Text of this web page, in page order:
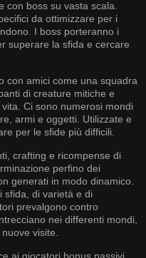
con boss su vasta scala.
da ottimizzare per i
I boss porteranno i
superare la sfida e cercare
con amici come una squadra
di creature mitiche e
Ci sono numerosi mondi
armi e oggetti. Utilizzate e
per le sfide più difficili.
crafting e ricompense di
perfino dei
generati in modo dinamico.
sfida, di varietà e di
prevalgono contro
nei differenti mondi,
visite.